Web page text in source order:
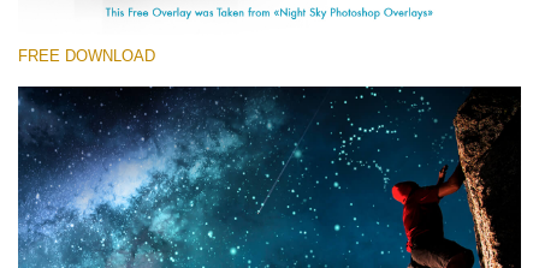
FREE DOWNLOAD